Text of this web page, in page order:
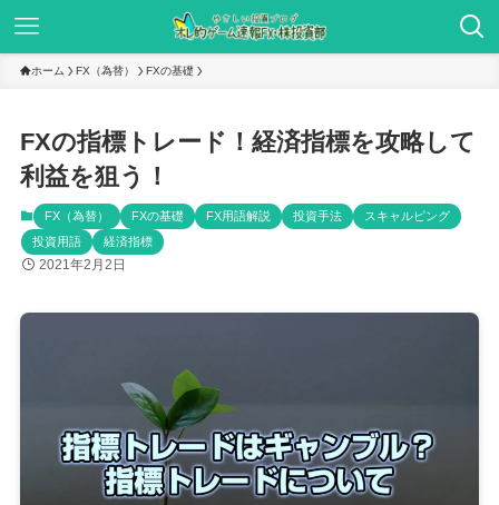
ホーム FX（為替） FXの基礎
FXの指標トレード！経済指標を攻略して
利益を狙う！
FX（為替） FXの基礎 FX用語解説 投資手法
スキャルピング
投資用語
経済指標
2021年2月2日